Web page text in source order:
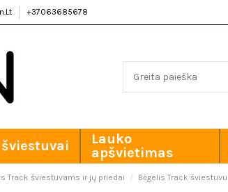
+37063685678
Lauko
apšvietimas
Track šviestuvams ir jų priedai Bėgelis Track